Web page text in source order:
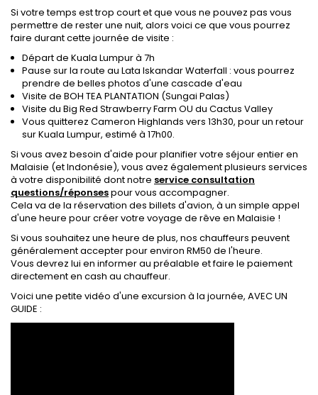
Si votre temps est trop court et que vous ne pouvez pas vous
permettre de rester une nuit, alors voici ce que vous pourrez
faire durant cette journée de visite :
Départ de Kuala Lumpur à 7h
Pause sur la route au Lata Iskandar Waterfall : vous pourrez
prendre de belles photos d'une cascade d'eau
Visite de BOH TEA PLANTATION (Sungai Palas)
Visite du Big Red Strawberry Farm OU du Cactus Valley
Vous quitterez Cameron Highlands vers 13h30, pour un retour
sur Kuala Lumpur, estimé à 17h00.
Si vous avez besoin d'aide pour planifier votre séjour entier en
Malaisie (et Indonésie), vous avez également plusieurs services
à votre disponibilité dont notre service consultation
questions/réponsespour vous accompagner.
Cela va de la réservation des billets d'avion, à un simple appel
d'une heure pour créer votre voyage de rêve en Malaisie !
Si vous souhaitez une heure de plus, nos chauffeurs peuvent
généralement accepter pour environ RM50 de l'heure.
Vous devrez lui en informer au préalable et faire le paiement
directement en cash au chauffeur.
Voici une petite vidéo d'une excursion à la journée, AVEC UN
GUIDE :